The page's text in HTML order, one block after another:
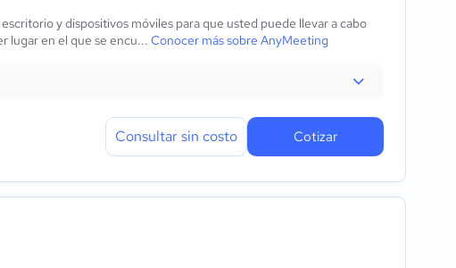
y dispositivos móviles para que usted puede llevar a cabo
lugar en el que se encu... Conocer más sobre AnyMeeting
Consultar sin costo Cotizar